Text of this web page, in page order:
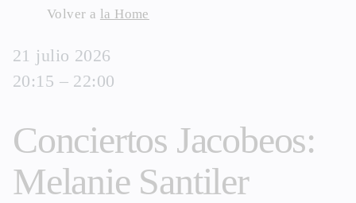
content
Volver a la Home
21 julio 2026
20:15 – 22:00
Conciertos Jacobeos:
Melanie Santiler